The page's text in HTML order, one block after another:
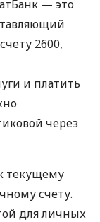
— это
2600,
и платить
через
текущему
счету.
для личных